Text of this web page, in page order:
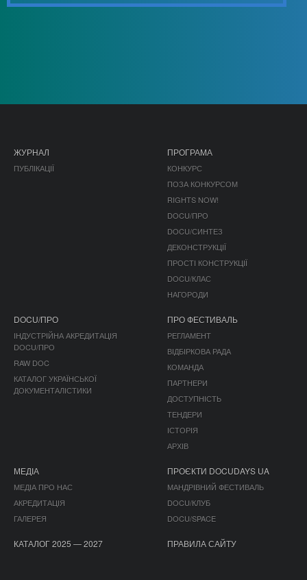
ЖУРНАЛ
ПУБЛІКАЦІЇ
ПРОГРАМА
КОНКУРС
ПОЗА КОНКУРСОМ
RIGHTS NOW!
DOCU/ПРО
DOCU/СИНТЕЗ
ДЕКОНСТРУКЦІЇ
ПРОСТІ КОНСТРУКЦІЇ
DOCU/КЛАС
НАГОРОДИ
DOCU/ПРО
ІНДУСТРІЙНА АКРЕДИТАЦІЯ
DOCU/ПРО
RAW DOC
КАТАЛОГ УКРАЇНСЬКОЇ
ДОКУМЕНТАЛІСТИКИ
ПРО ФЕСТИВАЛЬ
РЕГЛАМЕНТ
ВІДБІРКОВА РАДА
КОМАНДА
ПАРТНЕРИ
ДОСТУПНІСТЬ
ТЕНДЕРИ
ІСТОРІЯ
АРХІВ
МЕДІА
МЕДІА ПРО НАС
АКРЕДИТАЦІЯ
ГАЛЕРЕЯ
ПРОЄКТИ DOCUDAYS UA
МАНДРІВНИЙ ФЕСТИВАЛЬ
DOCU/КЛУБ
DOCU/SPACE
КАТАЛОГ 2025 — 2027 ПРАВИЛА САЙТУ